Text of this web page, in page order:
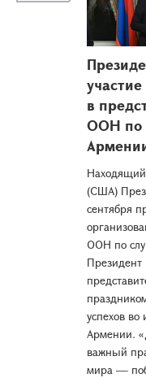
в
ООН по
(США)
сентября
ООН по
Президент
успехов
Армении.
важный
мира —